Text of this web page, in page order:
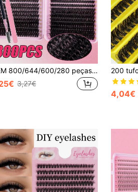
MEM 800/644/600/280 peças de pestanas postiças em cachos D, extensões de pestanas individuais mistas de longa duração, adequadas para iniciantes, kit DIY para casa, densidade 10D-100D, para cosplay, casamento, festa noturna e maquilhagem de palco
3,27€
4,04€